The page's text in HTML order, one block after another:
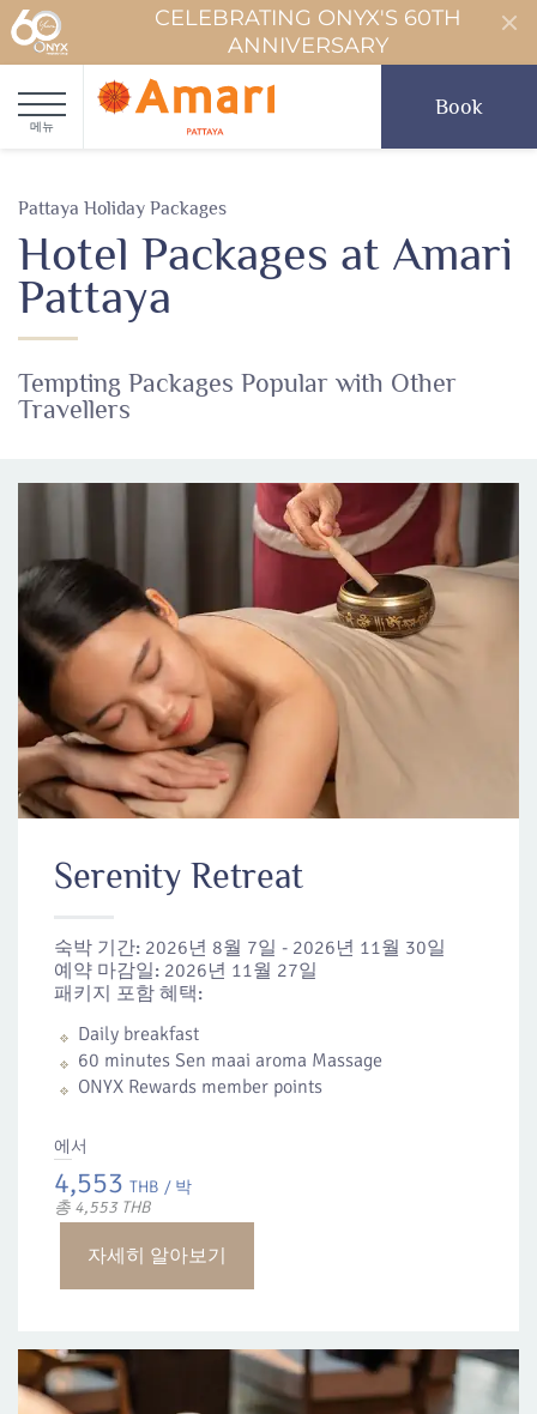
CELEBRATING ONYX'S 60TH
ANNIVERSARY
메뉴
Book
Pattaya Holiday Packages
Hotel Packages at Amari
Pattaya
Tempting Packages Popular with Other
Travellers
Serenity Retreat
숙박 기간: 2026년 8월 7일 - 2026년 11월 30일
예약 마감일: 2026년 11월 27일
패키지 포함 혜택:
Daily breakfast
60 minutes Sen maai aroma Massage
ONYX Rewards member points
에서
4,553 THB / 박
총 4,553 THB
자세히 알아보기